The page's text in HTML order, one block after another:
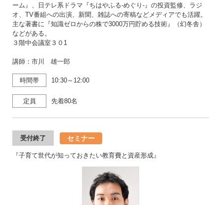
ーム』、日テレ系ドラマ『ちはやふる-めぐり-』の投資監修、ラジ
オ、TV番組への出演、新聞、雑誌への寄稿などメディアでも活躍。
主な著書に『知識ゼロからの株で3000万円貯める技術』（幻冬舎）
などがある。
３階中会議室３０1
講師：市川 雄一郎
時間帯 10:30～12:00
定員 先着80名
受付終了 セミナー
『子育て世代が知っておきたい教育費と資産形成』